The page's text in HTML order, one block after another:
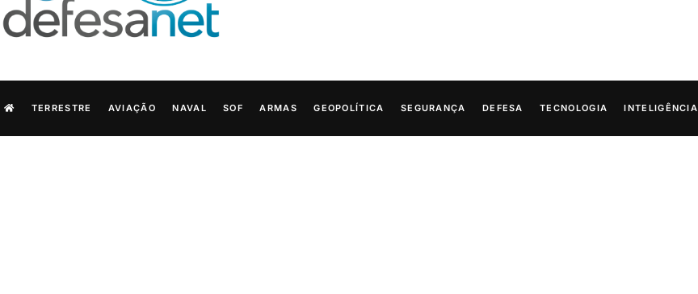
TERRESTRE AVIAÇÃO NAVAL SOF ARMAS GEOPOLÍTICA SEGURANÇA DEFESA TECNOLOGIA INTELIGÊNCIA